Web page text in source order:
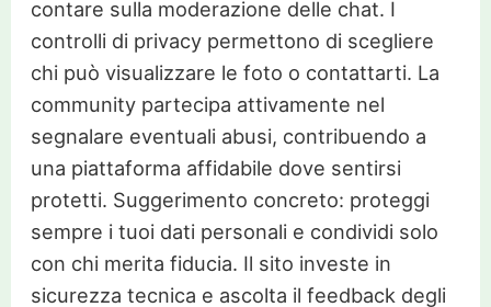
contare sulla moderazione delle chat. I
controlli di privacy permettono di scegliere
chi può visualizzare le foto o contattarti. La
community partecipa attivamente nel
segnalare eventuali abusi, contribuendo a
una piattaforma affidabile dove sentirsi
protetti. Suggerimento concreto: proteggi
sempre i tuoi dati personali e condividi solo
con chi merita fiducia. Il sito investe in
sicurezza tecnica e ascolta il feedback degli